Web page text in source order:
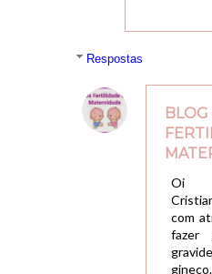
Respostas
Oi
com
gineco.